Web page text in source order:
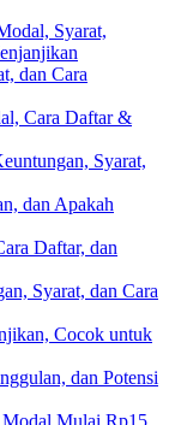
Syarat,
dan Cara
Cara Daftar &
Syarat,
dan Apakah
Daftar, dan
Syarat, dan Cara
Cocok untuk
dan Potensi